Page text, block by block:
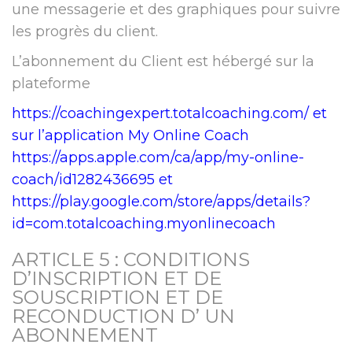
une messagerie et des graphiques pour suivre
les progrès du client.
L’abonnement du Client est hébergé sur la
plateforme
https://coachingexpert.totalcoaching.com/ et
sur l’application My Online Coach
https://apps.apple.com/ca/app/my-online-
coach/id1282436695 et
https://play.google.com/store/apps/details?
id=com.totalcoaching.myonlinecoach
ARTICLE 5 : CONDITIONS
D’INSCRIPTION ET DE
SOUSCRIPTION ET DE
RECONDUCTION D’ UN
ABONNEMENT